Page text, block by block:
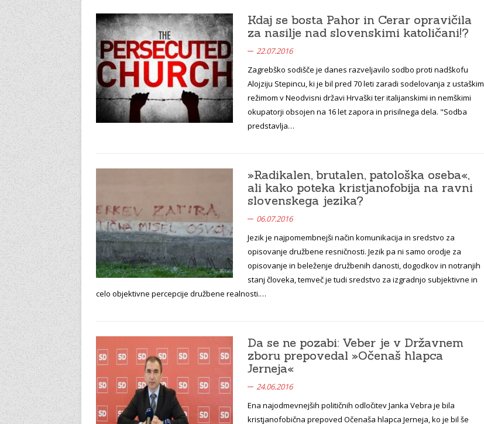
Kdaj se bosta Pahor in Cerar opravičila
za nasilje nad slovenskimi katoličani!?
22.07.2016
Zagrebško sodišče je danes razveljavilo sodbo proti nadškofu
Alojziju Stepincu, ki je bil pred 70 leti zaradi sodelovanja z ustaškim
režimom v Neodvisni državi Hrvaški ter italijanskimi in nemškimi
okupatorji obsojen na 16 let zapora in prisilnega dela. "Sodba
predstavlja…
»Radikalen, brutalen, patološka oseba«,
ali kako poteka kristjanofobija na ravni
slovenskega jezika?
06.07.2016
Jezik je najpomembnejši način komunikacija in sredstvo za
opisovanje družbene resničnosti. Jezik pa ni samo orodje za
opisovanje in beleženje družbenih danosti, dogodkov in notranjih
stanj človeka, temveč je tudi sredstvo za izgradnjo subjektivne in
celo objektivne percepcije družbene realnosti.…
Da se ne pozabi: Veber je v Državnem
zboru prepovedal »Očenaš hlapca
Jerneja«
24.06.2016
Ena najodmevnejših političnih odločitev Janka Vebra je bila
kristjanofobična prepoved Očenaša hlapca Jerneja, ko je bil še